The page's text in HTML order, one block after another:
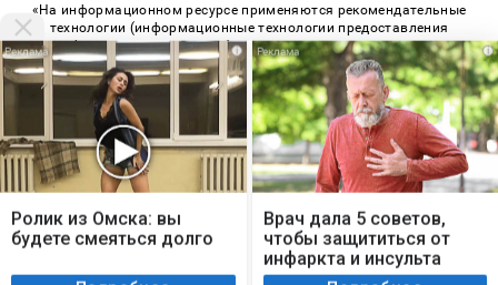
«На информационном ресурсе применяются рекомендательные
технологии (информационные технологии предоставления
информации на основе сбора, систематизации и анализа
сведений, относящихся к предпочтениям пользователей сети
«Интернет», находящихся на территории Российской
Федерации)». Правила применения рекомендательных
технологий в виджетах рекламно-обменной сети«СМИ2» (PDF),
«Sparrow» (PDF)
© 2026 «PROGorodChelny» | Все права защищены
Возрастная категория сайта 16+
Политика конфиденциальности
Мы используем cookie. Во время посещения сайта
вы соглашаетесь с тем, что мы обрабатываем
ваши персональные данные с использованием
метрик Яндекс Метрика, top.mail.ru, LiveInternet.
i
Ролик из Омска: вы
будете смеяться долго
i
Врач дала 5 советов,
чтобы защититься от
инфаркта и инсульта
летом